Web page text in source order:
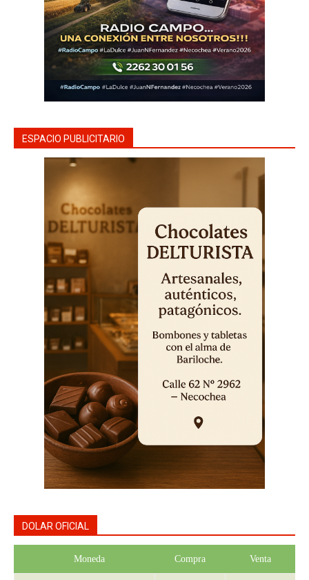
ESPACIO PUBLICITARIO
DOLAR OFICIAL
Moneda Compra Venta